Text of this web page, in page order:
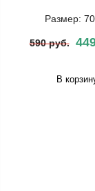
Размер:
590 руб.
В